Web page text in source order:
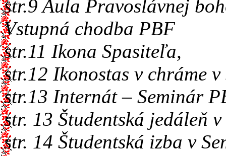
str.9 Aula Pravoslávnej
Vstupná chodba PBF
str.11 Ikona Spasiteľa,
str.12 Ikonostas v chráme
str.13 Internát – Seminár
str. 13 Študentská jedáleň
str. 14 Študentská izba v